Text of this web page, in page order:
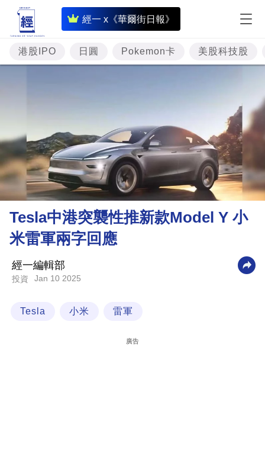
經一 x《華爾街日報》
即
時
財
經
資
樓
市
理
財
商
科
港股IPO 日圓 Pokemon卡 美股科技股
Tesla中港突襲性推新款Model Y 小
米雷軍兩字回應
經一編輯部
投資 Jan 10 2025
Tesla 小米 雷軍
廣告